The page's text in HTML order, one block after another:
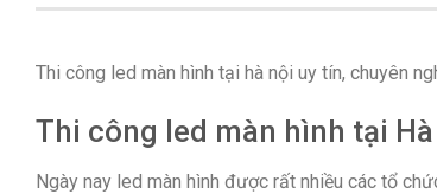
Thi công led màn hình tại hà nội uy tín, chuyên
Thi công led màn hình tại
Ngày nay led màn hình được rất nhiều các tổ